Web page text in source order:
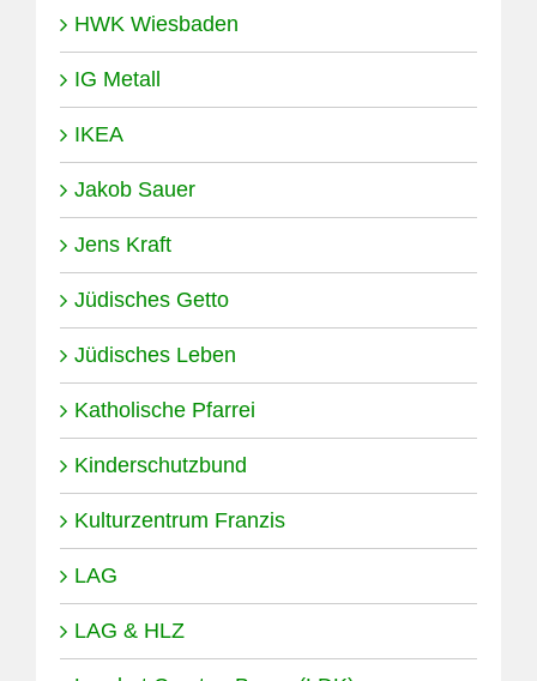
HWK Wiesbaden
IG Metall
IKEA
Jakob Sauer
Jens Kraft
Jüdisches Getto
Jüdisches Leben
Katholische Pfarrei
Kinderschutzbund
Kulturzentrum Franzis
LAG
LAG & HLZ